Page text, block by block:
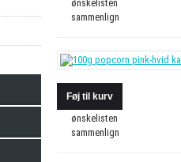
ønskelisten
sammenlign
ønskelisten
sammenlign